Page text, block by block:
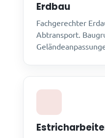
Erdbau
Fachgerechter
Abtransport.